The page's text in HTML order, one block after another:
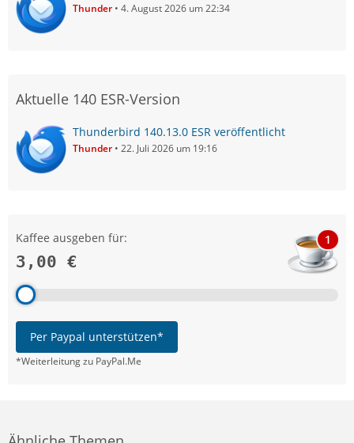
Thunder 4. August 2026 um 22:34
Aktuelle 140 ESR-Version
Thunderbird 140.13.0 ESR veröffentlicht
Thunder 22. Juli 2026 um 19:16
Kaffee ausgeben für:
3,00 €
1
Per Paypal unterstützen*
*Weiterleitung zu PayPal.Me